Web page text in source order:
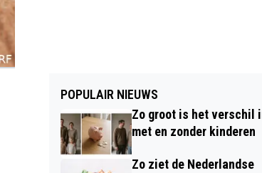
POPULAIR NIEUWS
Zo groot is het verschil
met en zonder kinderen
Zo ziet de Nederlandse